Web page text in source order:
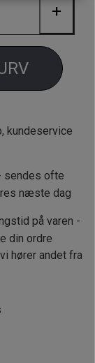
+
kundeservice
sendes ofte
næste dag
på varen -
din ordre
hører andet fra